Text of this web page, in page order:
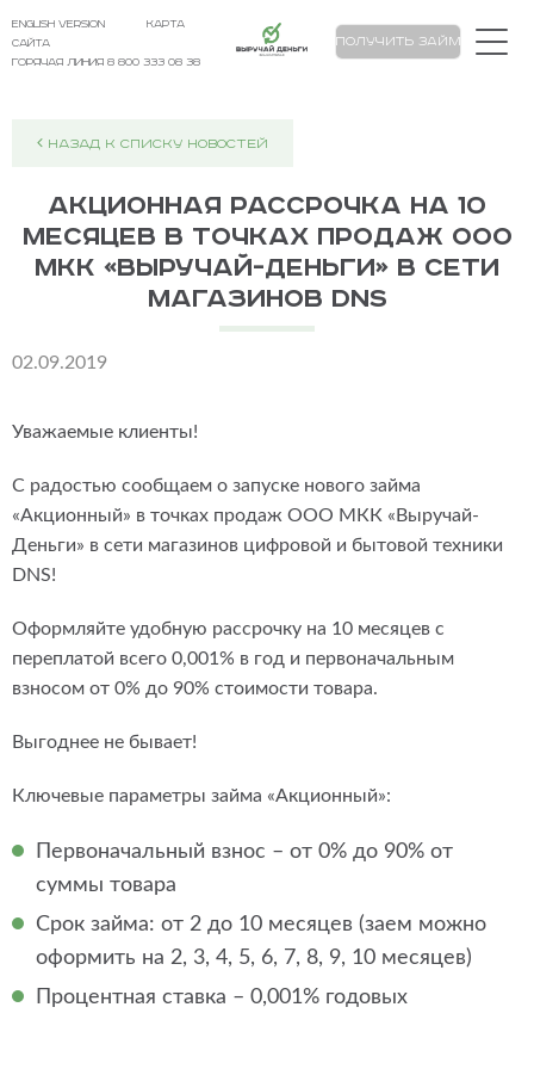
english version
карта
сайта
Горячая линия 8 800 333 08 38
Выручай Деньги Получить займ
НАЗАД К СПИСКУ НОВОСТЕЙ
Акционная рассрочка на 10
месяцев в точках продаж ООО
МКК «Выручай-Деньги» в сети
магазинов DNS
02.09.2019
Уважаемые клиенты!
С радостью сообщаем о запуске нового займа
«Акционный» в точках продаж ООО МКК «Выручай-
Деньги» в сети магазинов цифровой и бытовой техники
DNS!
Оформляйте удобную рассрочку на 10 месяцев с
переплатой всего 0,001% в год и первоначальным
взносом от 0% до 90% стоимости товара.
Выгоднее не бывает!
Ключевые параметры займа «Акционный»:
Первоначальный взнос – от 0% до 90% от
суммы товара
Срок займа: от 2 до 10 месяцев (заем можно
оформить на 2, 3, 4, 5, 6, 7, 8, 9, 10 месяцев)
Процентная ставка – 0,001% годовых